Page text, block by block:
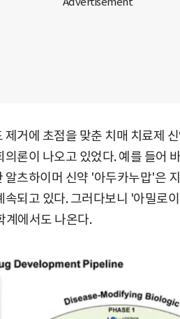
거에 초점을 맞춘 치매 치료제
론이 나오고 있었다. 예를 들어
알츠하이머 신약 '아두카누맙'은
속되고 있다. 그러다보니 '아밀로
계에서도 나온다.